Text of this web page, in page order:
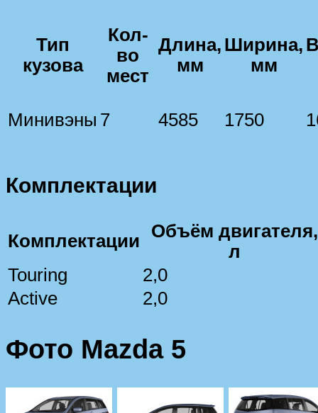
Тип
кузова
Кол-
во
мест
Длина,
мм
Ширина,
мм
Минивэны 7 4585 1750
Комплектации
Комплектации
Объём двигателя,
л
Touring
2,0
Active
2,0
Фото Mazda 5